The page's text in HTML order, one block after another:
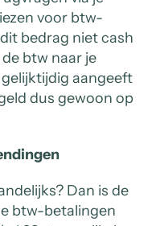
voor btw-
bedrag niet cash
btw naar je
aangeeft
dus gewoon op
Dan is de
btw-betalingen